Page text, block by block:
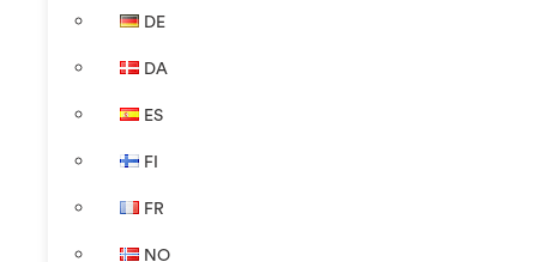
DE
DA
ES
FI
FR
NO